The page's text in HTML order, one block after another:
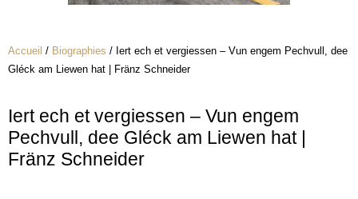
Accueil / Biographies / Iert ech et vergiessen – Vun engem Pechvull, dee
Gléck am Liewen hat | Fränz Schneider
Iert ech et vergiessen – Vun engem
Pechvull, dee Gléck am Liewen hat |
Fränz Schneider